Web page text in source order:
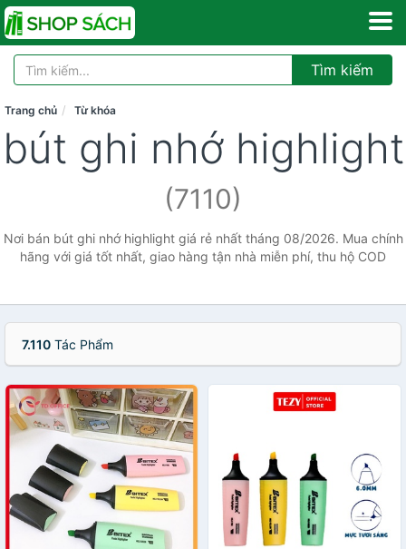
Tìm kiếm
Trang chủ Từ khóa
bút ghi nhớ highlight
(7110)
Nơi bán bút ghi nhớ highlight giá rẻ nhất tháng 08/2026. Mua chính
hãng với giá tốt nhất, giao hàng tận nhà miễn phí, thu hộ COD
7.110 Tác Phẩm